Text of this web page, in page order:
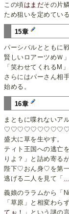
この頃はまだその片
ため狙いを定めてい
15章
パーシバルとともに
賢しいロアーツめＷ
「笑わせてくれるM
さらにはパーさん相
始める。
16章
まともに喋れないア
盛大に草を生やす。
ティト王国への逃亡
りよ？」と詰め寄る
陛下♡おん身♡を第一
逃げる二人を見て「
義娘のララムから「
「草原」と相変わら
てぉ！
」という謎の